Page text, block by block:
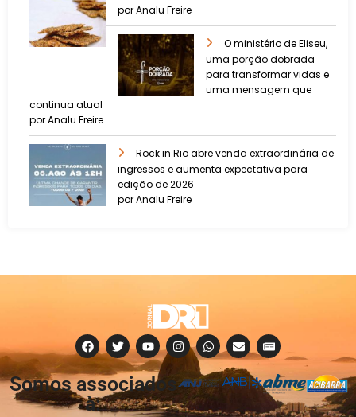
por Analu Freire
O ministério de Eliseu,
uma porção dobrada
para transformar vidas e
uma mensagem que
continua atual
por Analu Freire
Rock in Rio abre venda extraordinária de
ingressos e aumenta expectativa para
edição de 2026
por Analu Freire
Somos associados
à: